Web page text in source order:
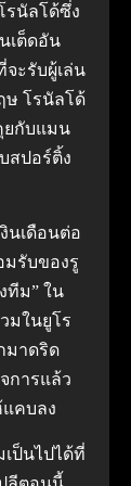
รนัลโด้ซึ่ง
เต็ดอัน
จะรับผู้เล่น
ษ โรนัลโด้
ยกับแมน
สปอร์ติ้ง
นเดือนต่อ
มรับของรู
ทีม” ใน
มในยูโร
มาดริด
การแล้ว
คบลง
ป็นไปได้ที่